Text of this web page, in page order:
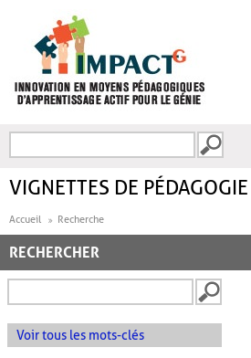
FORMULAIRE DE
VIGNETTES DE
Accueil Recherche
RECHERCHER
Voir tous les mots-clés